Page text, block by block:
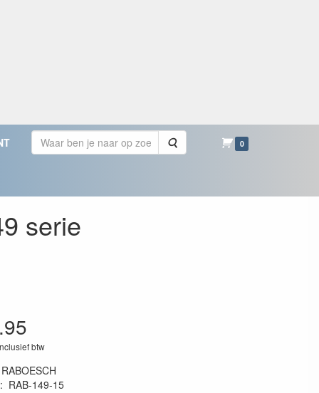
Zoeken 0
serie
btw
RABOESCH
: RAB-149-15